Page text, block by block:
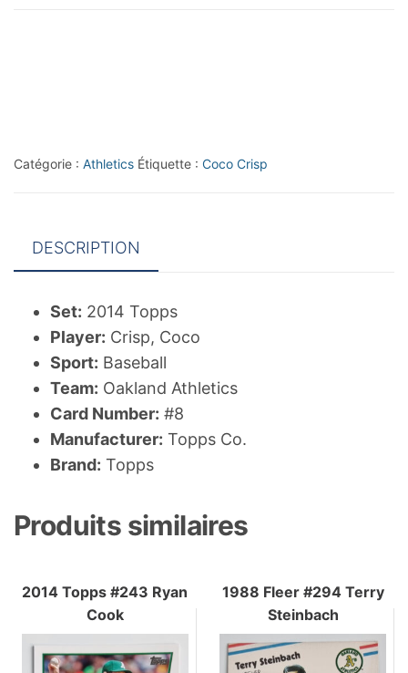
Catégorie : Athletics Étiquette : Coco Crisp
DESCRIPTION
Set: 2014 Topps
Player: Crisp, Coco
Sport: Baseball
Team: Oakland Athletics
Card Number: #8
Manufacturer: Topps Co.
Brand: Topps
Produits similaires
2014 Topps #243 Ryan
Cook
1988 Fleer #294 Terry
Steinbach